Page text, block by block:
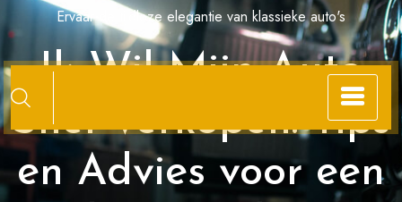
Ervaar de tijdloze elegantie van klassieke auto's
Ik Wil Mijn Auto
Snel Verkopen: Tips
en Advies voor een